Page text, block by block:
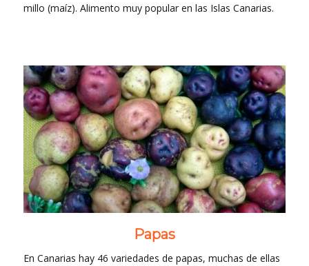
millo (maíz). Alimento muy popular en las Islas Canarias.
Papas
En Canarias hay 46 variedades de papas, muchas de ellas